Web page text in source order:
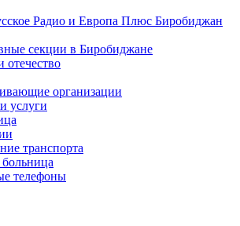
Радио и Европа Плюс Биробиджан
секции в Биробиджане
отечество
организации
услуги
транспорта
больница
телефоны